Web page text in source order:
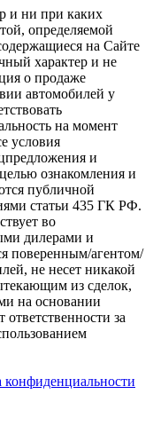
и ни при каких
определяемой
на Сайте
характер и не
о продаже
автомобилей у
на момент
условия
и
ознакомления и
публичной
статьи 435 ГК РФ.
во
дилерами и
поверенным/агентом/
не несет никакой
из сделок,
на основании
за